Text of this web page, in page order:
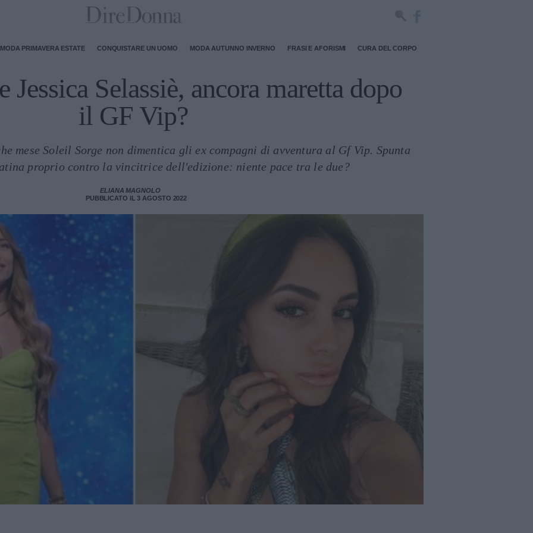
MODA PRIMAVERA ESTATE CONQUISTARE UN UOMO MODA AUTUNNO INVERNO FRASI E AFORISMI CURA DEL CORPO
Jessica Selassiè, ancora maretta dopo
il GF Vip?
mese Soleil Sorge non dimentica gli ex compagni di avventura al Gf Vip. Spunta
proprio contro la vincitrice dell'edizione: niente pace tra le due?
ELIANA MAGNOLO
PUBBLICATO IL 3 AGOSTO 2022